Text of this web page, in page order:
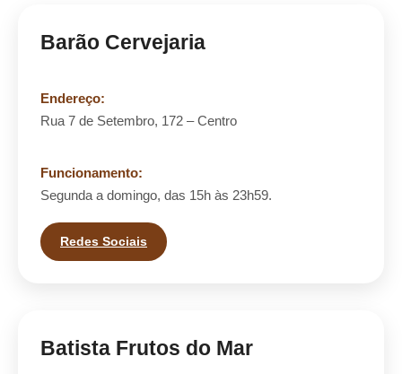
Barão Cervejaria
Endereço:
Rua 7 de Setembro, 172 – Centro
Funcionamento:
Segunda a domingo, das 15h às 23h59.
Redes Sociais
Batista Frutos do Mar